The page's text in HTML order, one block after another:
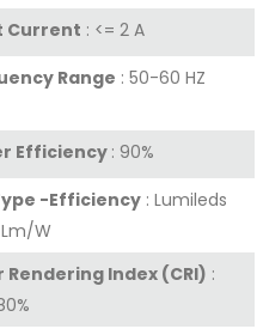
Current : <= 2 A
Range : 50-60 HZ
Efficiency: 90%
-Efficiency : Lumileds
Lm/W
Rendering Index (CRI) :